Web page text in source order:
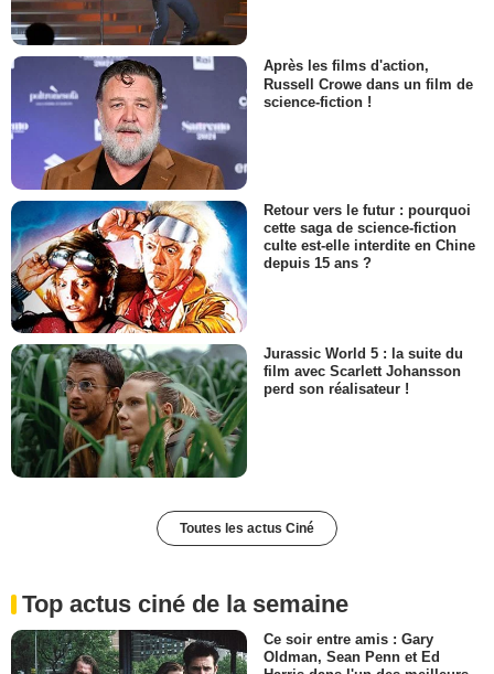
Après les films d'action,
Russell Crowe dans un film de
science-fiction !
Retour vers le futur : pourquoi
cette saga de science-fiction
culte est-elle interdite en Chine
depuis 15 ans ?
Jurassic World 5 : la suite du
film avec Scarlett Johansson
perd son réalisateur !
Toutes les actus Ciné
Top actus ciné de la semaine
Ce soir entre amis : Gary
Oldman, Sean Penn et Ed